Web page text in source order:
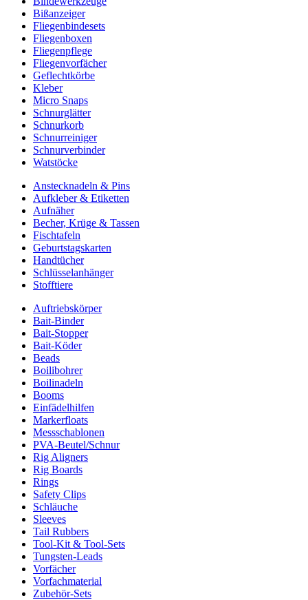
Bißanzeiger
Fliegenbindesets
Fliegenboxen
Fliegenpflege
Fliegenvorfächer
Geflechtkörbe
Kleber
Micro Snaps
Schnurglätter
Schnurkorb
Schnurreiniger
Schnurverbinder
Watstöcke
Anstecknadeln & Pins
Aufkleber & Etiketten
Aufnäher
Becher, Krüge & Tassen
Fischtafeln
Geburtstagskarten
Handtücher
Schlüsselanhänger
Stofftiere
Auftriebskörper
Bait-Binder
Bait-Stopper
Bait-Köder
Beads
Boilibohrer
Boilinadeln
Booms
Einfädelhilfen
Markerfloats
Messschablonen
PVA-Beutel/Schnur
Rig Aligners
Rig Boards
Rings
Safety Clips
Schläuche
Sleeves
Tail Rubbers
Tool-Kit & Tool-Sets
Tungsten-Leads
Vorfächer
Vorfachmaterial
Zubehör-Sets